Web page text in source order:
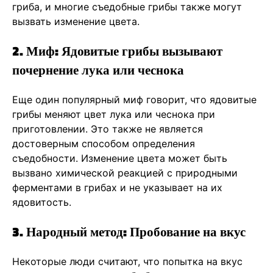
гриба, и многие съедобные грибы также могут
вызвать изменение цвета.
2. Миф: Ядовитые грибы вызывают
почернение лука или чеснока
Еще один популярный миф говорит, что ядовитые
грибы меняют цвет лука или чеснока при
приготовлении. Это также не является
достоверным способом определения
съедобности. Изменение цвета может быть
вызвано химической реакцией с природными
ферментами в грибах и не указывает на их
ядовитость.
3. Народный метод: Пробование на вкус
Некоторые люди считают, что попытка на вкус